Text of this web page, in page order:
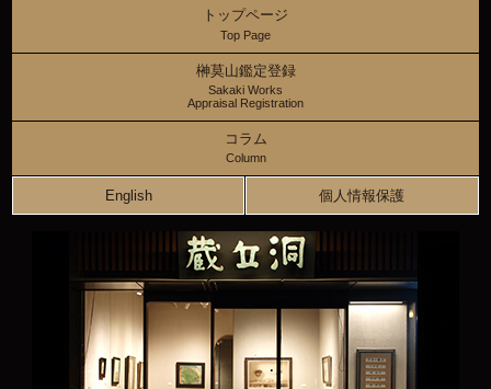
トップページ
Top Page
榊莫山鑑定登録
Sakaki Works
Appraisal Registration
コラム
Column
English 個人情報保護